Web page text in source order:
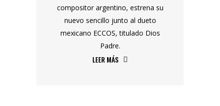
compositor argentino, estrena su
nuevo sencillo junto al dueto
mexicano ECCOS, titulado Dios
Padre.
LEER MÁS